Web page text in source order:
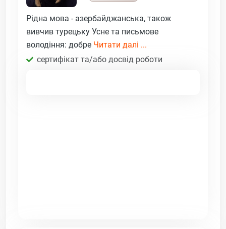
Рідна мова - азербайджанська, також
вивчив турецьку Усне та письмове
володіння: добре Читати далі ...
сертифікат та/або досвід роботи